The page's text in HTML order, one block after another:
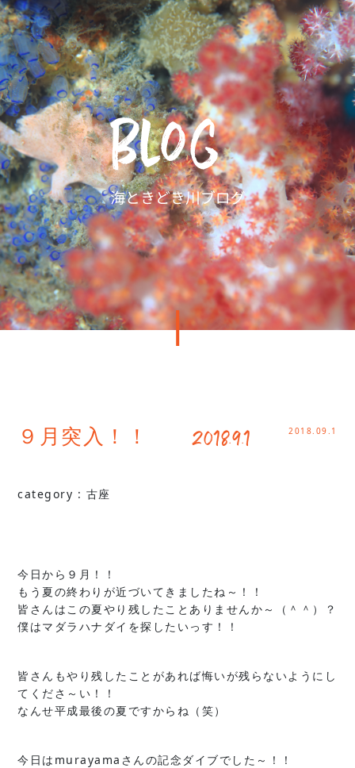
９月突入！！ 2018.9.1 2018.09.1
category : 古座
今日から９月！！
もう夏の終わりが近づいてきましたね～！！
皆さんはこの夏やり残したことありませんか～（＾＾）？
僕はマダラハナダイを探したいっす！！
皆さんもやり残したことがあれば悔いが残らないようにし
てくださ～い！！
なんせ平成最後の夏ですからね（笑）
今日はmurayamaさんの記念ダイブでした～！！